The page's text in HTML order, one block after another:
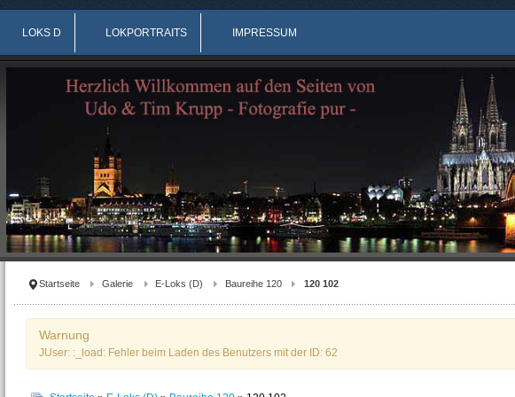
LOKS D LOKPORTRAITS IMPRESSUM
Startseite Galerie E-Loks (D) Baureihe 120 120 102
Warnung
JUser: :_load: Fehler beim Laden des Benutzers mit der ID: 62